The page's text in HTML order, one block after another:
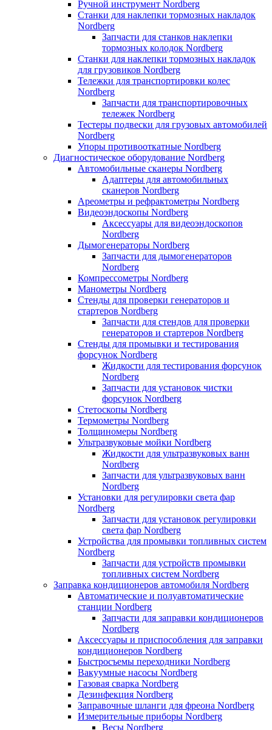
Ручной инструмент Nordberg
Станки для наклепки тормозных накладок
Nordberg
Запчасти для станков наклепки
тормозных колодок Nordberg
Станки для наклепки тормозных накладок
для грузовиков Nordberg
Тележки для транспортировки колес
Nordberg
Запчасти для транспортировочных
тележек Nordberg
Тестеры подвески для грузовых автомобилей
Nordberg
Упоры противооткатные Nordberg
Диагностическое оборудование Nordberg
Автомобильные сканеры Nordberg
Адаптеры для автомобильных
сканеров Nordberg
Ареометры и рефрактометры Nordberg
Видеоэндоскопы Nordberg
Аксессуары для видеоэндоскопов
Nordberg
Дымогенераторы Nordberg
Запчасти для дымогенераторов
Nordberg
Компрессометры Nordberg
Манометры Nordberg
Стенды для проверки генераторов и
стартеров Nordberg
Запчасти для стендов для проверки
генераторов и стартеров Nordberg
Стенды для промывки и тестирования
форсунок Nordberg
Жидкости для тестирования форсунок
Nordberg
Запчасти для установок чистки
форсунок Nordberg
Стетоскопы Nordberg
Термометры Nordberg
Толщиномеры Nordberg
Ультразвуковые мойки Nordberg
Жидкости для ультразвуковых ванн
Nordberg
Запчасти для ультразвуковых ванн
Nordberg
Установки для регулировки света фар
Nordberg
Запчасти для установок регулировки
света фар Nordberg
Устройства для промывки топливных систем
Nordberg
Запчасти для устройств промывки
топливных систем Nordberg
Заправка кондиционеров автомобиля Nordberg
Автоматические и полуавтоматические
станции Nordberg
Запчасти для заправки кондиционеров
Nordberg
Аксессуары и приспособления для заправки
кондиционеров Nordberg
Быстросъемы переходники Nordberg
Вакуумные насосы Nordberg
Газовая сварка Nordberg
Дезинфекция Nordberg
Заправочные шланги для фреона Nordberg
Измерительные приборы Nordberg
Весы Nordberg